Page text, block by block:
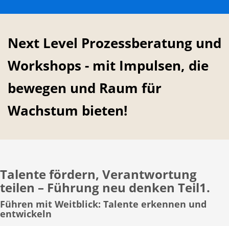
Next Level Prozessberatung und
Workshops - mit Impulsen, die
bewegen und Raum für
Wachstum bieten!
Talente fördern, Verantwortung
teilen – Führung neu denken Teil1.
Führen mit Weitblick: Talente erkennen und
entwickeln